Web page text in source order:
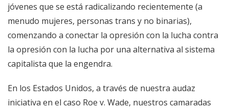
jóvenes que se está radicalizando recientemente (a
menudo mujeres, personas trans y no binarias),
comenzando a conectar la opresión con la lucha contra
la opresión con la lucha por una alternativa al sistema
capitalista que la engendra.
En los Estados Unidos, a través de nuestra audaz
iniciativa en el caso Roe v. Wade, nuestros camaradas